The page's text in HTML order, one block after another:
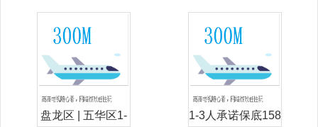
盘龙区 | 五华区1-
1-3人承诺保底158